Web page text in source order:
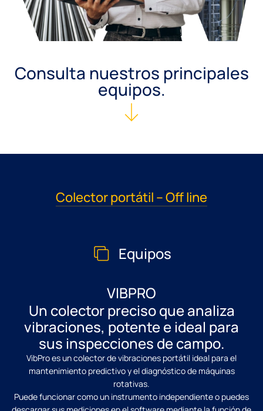
Consulta nuestros principales
equipos.
Colector portátil – Off line
Equipos
VIBPRO
Un colector preciso que analiza
vibraciones, potente e ideal para
sus inspecciones de campo.
VibPro es un colector de vibraciones portátil ideal para el
mantenimiento predictivo y el diagnóstico de máquinas
rotativas.
Puede funcionar como un instrumento independiente o puedes